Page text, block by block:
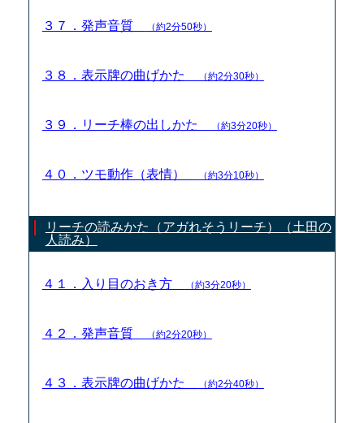
３７．発声音質 （約2分50秒）
３８．表示牌の曲げかた （約2分30秒）
３９．リーチ棒の出しかた （約3分20秒）
４０．ツモ動作（表情） （約3分10秒）
リーチの読みかた（アガれそうリーチ）（土田の
人読み）
４１．入り目のおき方 （約3分20秒）
４２．発声音質 （約2分20秒）
４３．表示牌の曲げかた （約2分40秒）